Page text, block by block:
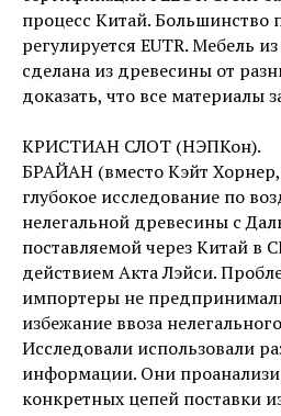
процесс Китай. Большинство
регулируется EUTR. Мебель
сделана из древесины от
доказать, что все материалы
КРИСТИАН СЛОТ (НЭПКон).
БРАЙАН (вместо Кэйт
глубокое исследование по
нелегальной древесины с
поставляемой через Китай в
действием Акта Лэйси.
импортеры не
избежание ввоза
Исследовали использовали
информации. Они
конкретных цепей поставки